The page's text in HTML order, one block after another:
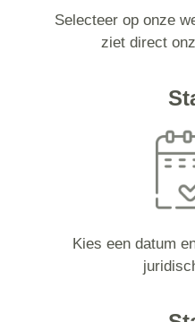
Selecteer op onze
ziet direct
Kies een datum